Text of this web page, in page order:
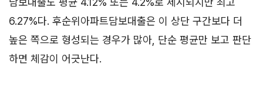
6.27%다. 후순위아파트담보대출은 이 상단 구간보다 더
높은 쪽으로 형성되는 경우가 많아, 단순 평균만 보고 판단
하면 체감이 어긋난다.